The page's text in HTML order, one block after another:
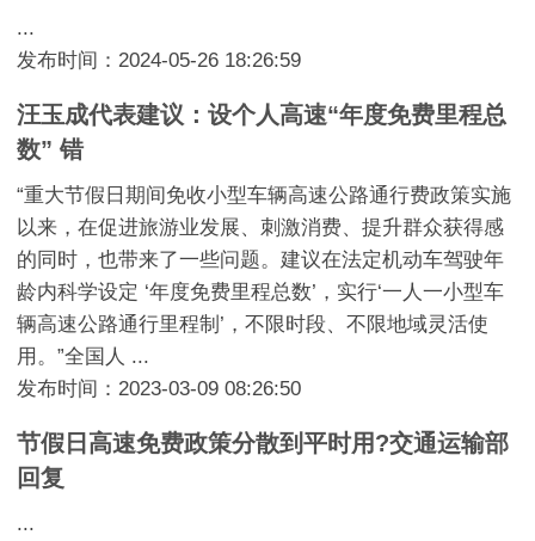
...
发布时间：2024-05-26 18:26:59
汪玉成代表建议：设个人高速“年度免费里程总
数” 错
“重大节假日期间免收小型车辆高速公路通行费政策实施
以来，在促进旅游业发展、刺激消费、提升群众获得感
的同时，也带来了一些问题。建议在法定机动车驾驶年
龄内科学设定 ‘年度免费里程总数’，实行‘一人一小型车
辆高速公路通行里程制’，不限时段、不限地域灵活使
用。”全国人 ...
发布时间：2023-03-09 08:26:50
节假日高速免费政策分散到平时用?交通运输部
回复
...